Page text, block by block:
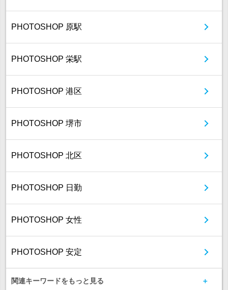
PHOTOSHOP 原駅
PHOTOSHOP 栄駅
PHOTOSHOP 港区
PHOTOSHOP 堺市
PHOTOSHOP 北区
PHOTOSHOP 日勤
PHOTOSHOP 女性
PHOTOSHOP 安定
関連キーワードをもっと見る